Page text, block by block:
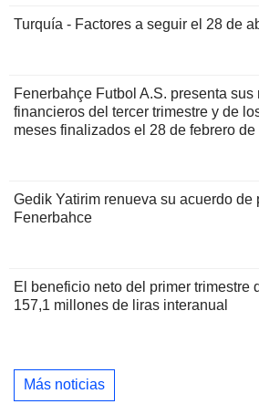
Turquía - Factores a seguir el 28 de
Fenerbahçe Futbol A.S. presenta sus
financieros del tercer trimestre y de
meses finalizados el 28 de febrero de
Gedik Yatirim renueva su acuerdo de
Fenerbahce
El beneficio neto del primer trimestre
157,1 millones de liras interanual
Más noticias